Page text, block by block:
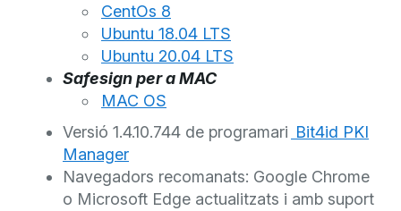
CentOs 8
Ubuntu 18.04 LTS
Ubuntu 20.04 LTS
Safesign per a MAC
MAC OS
Versió 1.4.10.744 de programari Bit4id PKI
Manager
Navegadors recomanats: Google Chrome
o Microsoft Edge actualitzats i amb suport